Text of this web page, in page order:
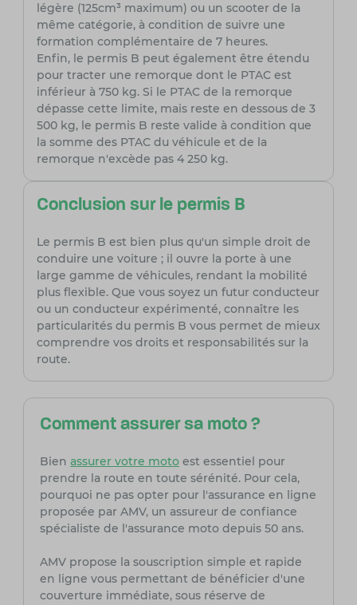
légère (125cm³ maximum) ou un scooter de la
même catégorie, à condition de suivre une
formation complémentaire de 7 heures.
Enfin, le permis B peut également être étendu
pour tracter une remorque dont le PTAC est
inférieur à 750 kg. Si le PTAC de la remorque
dépasse cette limite, mais reste en dessous de 3
500 kg, le permis B reste valide à condition que
la somme des PTAC du véhicule et de la
remorque n'excède pas 4 250 kg.
Conclusion sur le permis B
Le permis B est bien plus qu'un simple droit de
conduire une voiture ; il ouvre la porte à une
large gamme de véhicules, rendant la mobilité
plus flexible. Que vous soyez un futur conducteur
ou un conducteur expérimenté, connaître les
particularités du permis B vous permet de mieux
comprendre vos droits et responsabilités sur la
route.
Comment assurer sa moto ?
Bien assurer votre motoest essentiel pour
prendre la route en toute sérénité. Pour cela,
pourquoi ne pas opter pour l'assurance en ligne
proposée par AMV, un assureur de confiance
spécialiste de l'assurance moto depuis 50 ans.
AMV propose la souscription simple et rapide
en ligne vous permettant de bénéficier d'une
couverture immédiate, sous réserve de